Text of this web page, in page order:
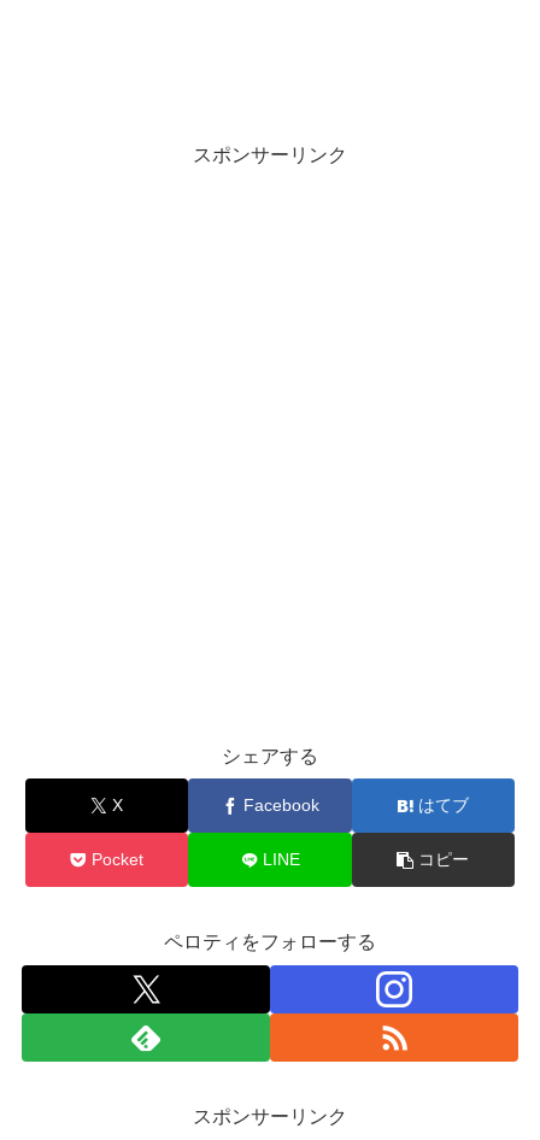
スポンサーリンク
シェアする
X Facebook はてブ
Pocket LINE コピー
ペロティをフォローする
スポンサーリンク